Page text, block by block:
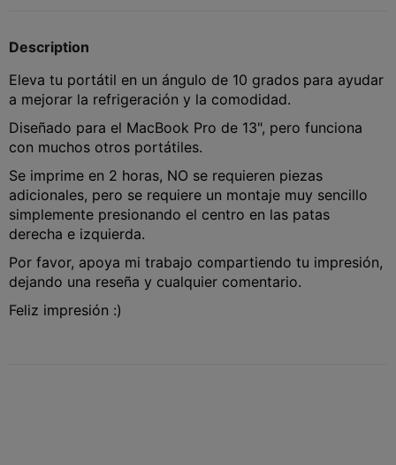
Description
Eleva tu portátil en un ángulo de 10 grados para ayudar
a mejorar la refrigeración y la comodidad.
Diseñado para el MacBook Pro de 13", pero funciona
con muchos otros portátiles.
Se imprime en 2 horas, NO se requieren piezas
adicionales, pero se requiere un montaje muy sencillo
simplemente presionando el centro en las patas
derecha e izquierda.
Por favor, apoya mi trabajo compartiendo tu impresión,
dejando una reseña y cualquier comentario.
Feliz impresión :)